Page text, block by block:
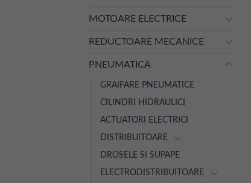
MOTOARE ELECTRICE
REDUCTOARE MECANICE
PNEUMATICA
GRAIFARE PNEUMATICE
CILINDRI HIDRAULICI
ACTUATORI ELECTRICI
DISTRIBUITOARE
DROSELE SI SUPAPE
ELECTRODISTRIBUITOARE